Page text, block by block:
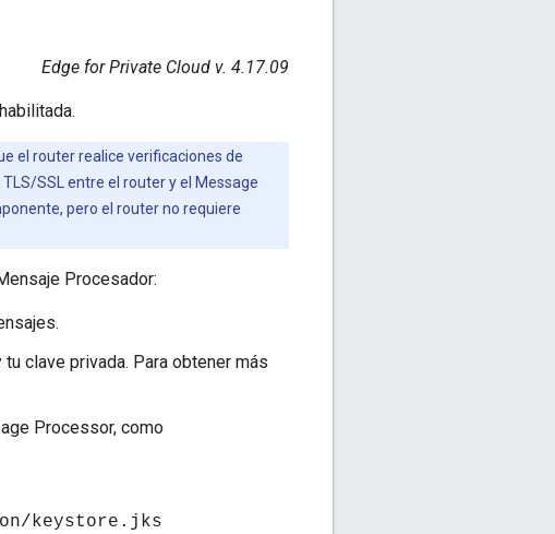
Edge for Private Cloud v. 4.17.09
el router realice verificaciones de
SSL entre el router y el Message
pero el router no requiere
Procesador:
clave privada. Para obtener más
Processor, como
keystore.jks